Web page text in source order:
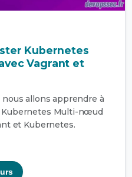
Kubernetes
Vagrant et
allons apprendre à
Kubernetes Multi-nœud
et Kubernetes.